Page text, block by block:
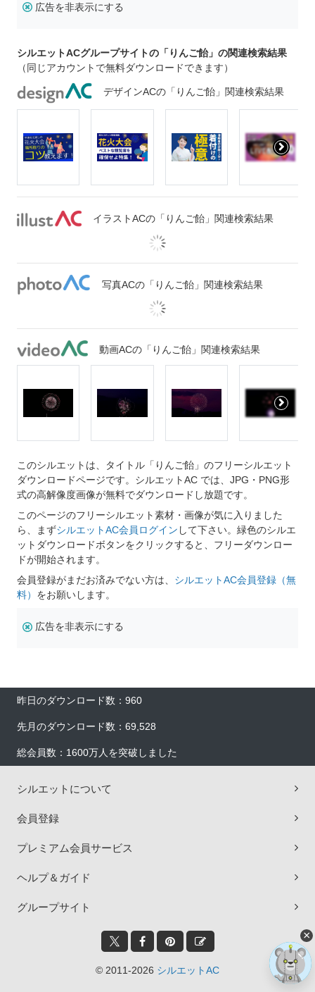
広告を非表示にする
シルエットACグループサイトの「りんご飴」の関連検索結果
（同じアカウントで無料ダウンロードできます）
デザインACの「りんご飴」関連検索結果
イラストACの「りんご飴」関連検索結果
写真ACの「りんご飴」関連検索結果
動画ACの「りんご飴」関連検索結果
このシルエットは、タイトル「りんご飴」のフリーシルエット
ダウンロードページです。シルエットAC では、JPG・PNG形
式の高解像度画像が無料でダウンロードし放題です。
このページのフリーシルエット素材・画像が気に入りました
ら、まずシルエットAC会員ログイン して下さい。緑色のシルエ
ットダウンロードボタンをクリックすると、フリーダウンロー
ドが開始されます。
会員登録がまだお済みでない方は、 シルエットAC会員登録（無
料） をお願いします。
広告を非表示にする
昨日のダウンロード数：960
先月のダウンロード数：69,528
総会員数：1600万人を突破しました
シルエットについて
会員登録
プレミアム会員サービス
ヘルプ＆ガイド
グループサイト
© 2011-2026 シルエットAC
×